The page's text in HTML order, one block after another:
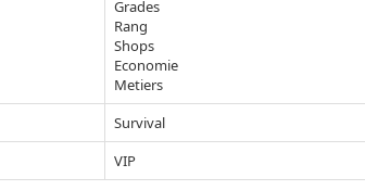
Grades
Rang
Shops
Economie
Metiers
Survival
VIP